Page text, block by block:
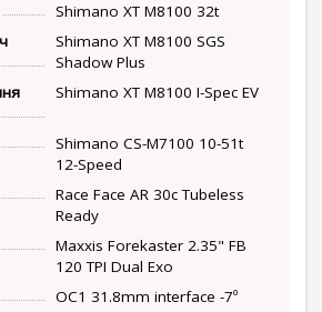
Shimano XT M8100 32t
Shimano XT M8100 SGS
Shadow Plus
Shimano XT M8100 I-Spec EV
Shimano CS-M7100 10-51t
12-Speed
Race Face AR 30c Tubeless
Ready
Maxxis Forekaster 2.35" FB
120 TPI Dual Exo
OC1 31.8mm interface -7º